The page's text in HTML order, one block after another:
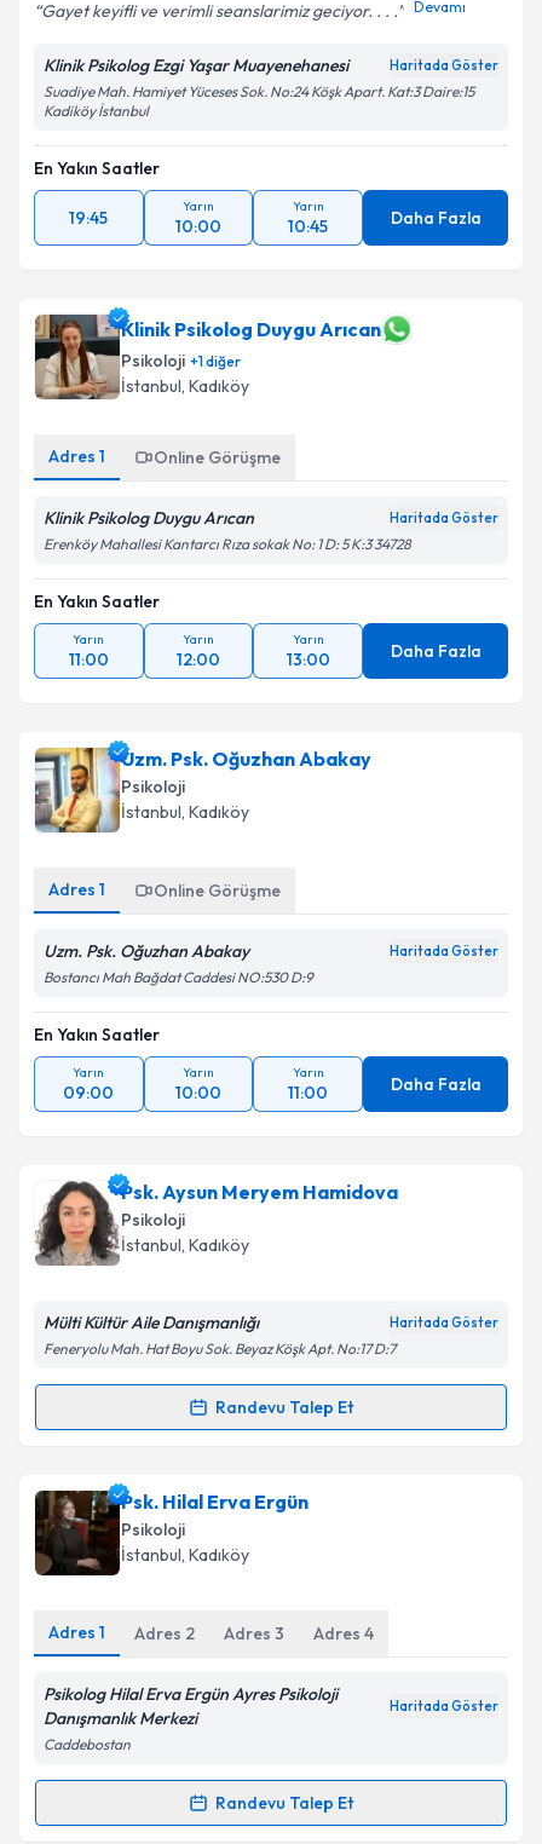
Gayet keyifli ve verimli seanslarimiz geciyor. . . . Devamı
Klinik Psikolog Ezgi Yaşar Muayenehanesi Haritada Göster
Suadiye Mah. Hamiyet Yüceses Sok. No:24 Köşk Apart. Kat:3 Daire:15
Kadiköy İstanbul
En Yakın Saatler
19:45
Yarın
10:00
Yarın
10:45 Daha Fazla
Klinik Psikolog Duygu Arıcan
Psikoloji +1diğer
İstanbul, Kadıköy
Adres 1 Online Görüşme
Klinik Psikolog Duygu Arıcan Haritada Göster
Erenköy Mahallesi Kantarcı Rıza sokak No: 1 D: 5 K:3 34728
En Yakın Saatler
Yarın
11:00
Yarın
12:00
Yarın
13:00 Daha Fazla
Uzm. Psk. Oğuzhan Abakay
Psikoloji
İstanbul, Kadıköy
Adres 1 Online Görüşme
Uzm. Psk. Oğuzhan Abakay Haritada Göster
Bostancı Mah Bağdat Caddesi NO:530 D:9
En Yakın Saatler
Yarın
09:00
Yarın
10:00
Yarın
11:00 Daha Fazla
Psk. Aysun Meryem Hamidova
Psikoloji
İstanbul, Kadıköy
Mülti Kültür Aile Danışmanlığı Haritada Göster
Feneryolu Mah. Hat Boyu Sok. Beyaz Köşk Apt. No:17 D:7
Randevu Talep Et
Randevu Takvimi Talebi
Psk. Aysun Meryem Hamidova
talebi oluşturun. Size bu uzmandan randevu almanız
için bir takvim hazırlandığında e-posta ile
bilgilendireceğiz.
Kişisel verilerimin işlenmesine ilişkin
kapsamda işlenmesini kabul ediyorum.
Psk. Hilal Erva Ergün
Psikoloji
İstanbul, Kadıköy
Adres 1 Adres 2 Adres 3 Adres 4
Psikolog Hilal Erva Ergün Ayres Psikoloji
Danışmanlık Merkezi
Haritada Göster
Caddebostan
Randevu Talep Et
Randevu Takvimi Talebi